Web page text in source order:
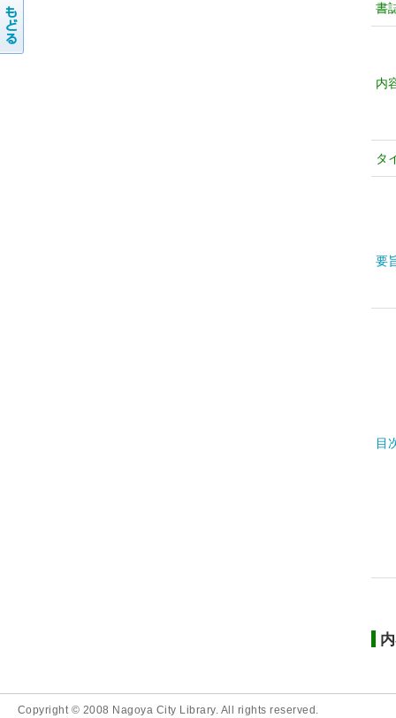
書
内
タ
要
目
Copyright © 2008 Nagoya City Library. All rights reserved.